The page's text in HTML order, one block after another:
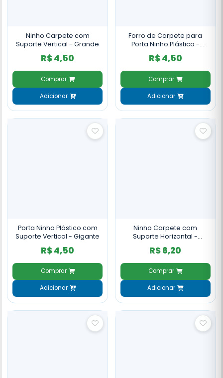
Ninho Carpete com
Suporte Vertical - Grande
R$ 4,50
Comprar
Adicionar
Forro de Carpete para
Porta Ninho Plástico -
Gigante
R$ 4,50
Comprar
Adicionar
Porta Ninho Plástico com
Suporte Vertical - Gigante
R$ 4,50
Comprar
Adicionar
Ninho Carpete com
Suporte Horizontal -
Gigante
R$ 6,20
Comprar
Adicionar